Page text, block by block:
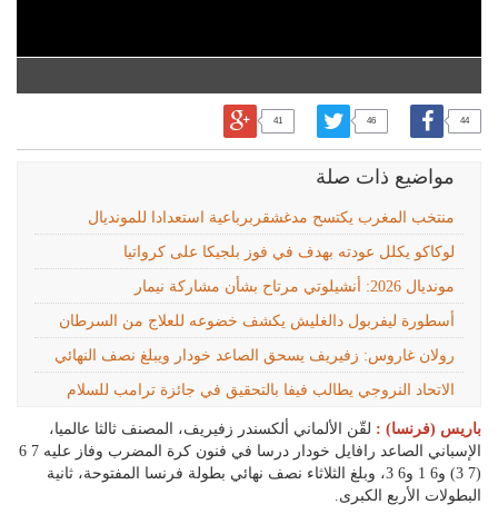
44
46
41
مواضيع ذات صلة
منتخب المغرب يكتسح مدغشقربرباعية استعدادا للمونديال
لوكاكو يكلل عودته بهدف في فوز بلجيكا على كرواتيا
مونديال 2026: أنشيلوتي مرتاح بشأن مشاركة نيمار
أسطورة ليفربول دالغليش يكشف خضوعه للعلاج من السرطان
رولان غاروس: زفيريف يسحق الصاعد خودار ويبلغ نصف النهائي
الاتحاد النروجي يطالب فيفا بالتحقيق في جائزة ترامب للسلام
باريس (فرنسا) : لقّن الألماني ألكسندر زفيريف، المصنف ثالثا عالميا،
الإسباني الصاعد رافايل خودار درسا في فنون كرة المضرب وفاز عليه 7 6
(7 3) و6 1 و6 3، وبلغ الثلاثاء نصف نهائي بطولة فرنسا المفتوحة، ثانية
البطولات الأربع الكبرى.